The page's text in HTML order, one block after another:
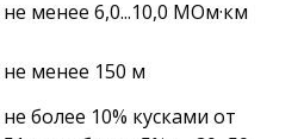
не менее 6,0...10,0 МОм·км
не менее 150 м
не более 10% кусками от